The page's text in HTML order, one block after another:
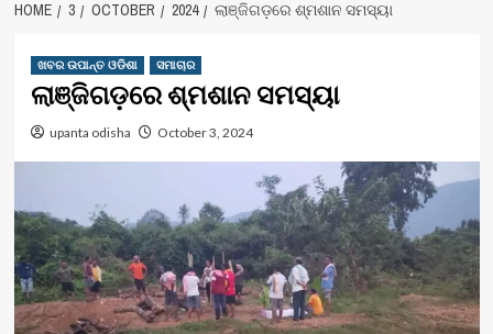
HOME 3 OCTOBER 2024 ଲାଞ୍ଜିଗଡ଼ରେ ଶ୍ମଶାନ ସମସ୍ୟା
ଖବର ଉପାନ୍ତ ଓଡିଶା ସମାଚାର
ଲାଞ୍ଜିଗଡ଼ରେ ଶ୍ମଶାନ ସମସ୍ୟା
upanta odisha October 3, 2024